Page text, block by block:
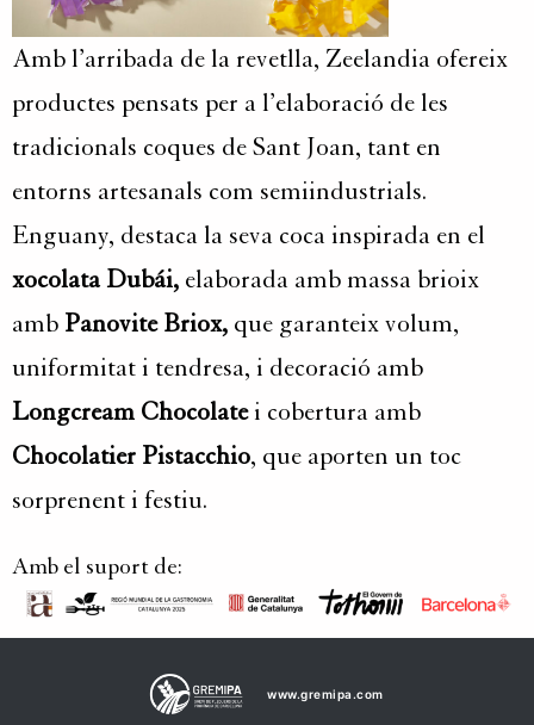
Amb l’arribada de la revetlla, Zeelandia ofereix
productes pensats per a l’elaboració de les
tradicionals coques de Sant Joan, tant en
entorns artesanals com semiindustrials.
Enguany, destaca la seva coca inspirada en el
xocolata Dubái, elaborada amb massa brioix
amb Panovite Briox, que garanteix volum,
uniformitat i tendresa, i decoració amb
Longcream Chocolatei cobertura amb
Chocolatier Pistacchio, que aporten un toc
sorprenent i festiu.
Amb el suport de:
www.gremipa.com